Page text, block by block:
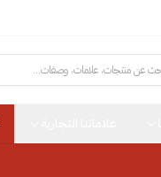
عن منتجات، علامات، وصفات...